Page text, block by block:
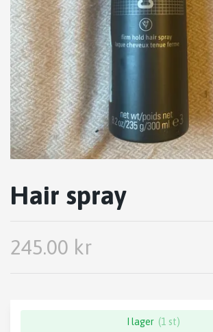
Hair spray
245.00 kr
I lager (1 st)